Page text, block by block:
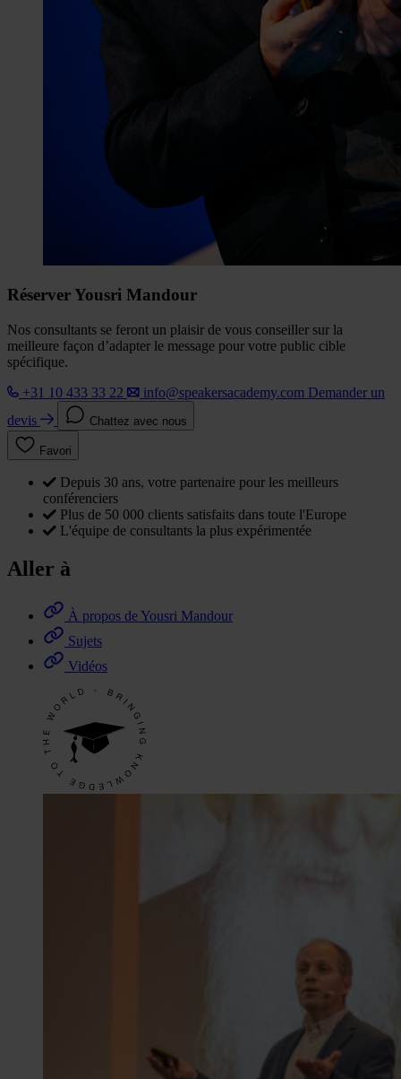
Réserver Yousri Mandour
Nos consultants se feront un plaisir de vous conseiller sur la
meilleure façon d’adapter le message pour votre public cible
spécifique.
+31 10 433 33 22
info@speakersacademy.com Demander un
devis
Chattez avec nous
Favori
Depuis 30 ans, votre partenaire pour les meilleurs
conférenciers
Plus de 50 000 clients satisfaits dans toute l'Europe
L'équipe de consultants la plus expérimentée
Aller à
À propos de Yousri Mandour
Sujets
Vidéos